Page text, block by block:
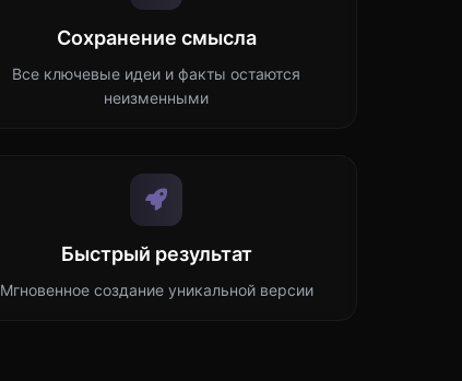
Сохранение смысла
Все ключевые идеи и факты остаются
неизменными
Быстрый результат
Мгновенное создание уникальной версии